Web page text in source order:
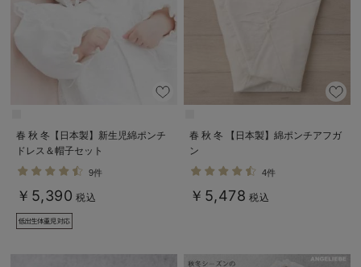
春 秋 冬【日本製】新生児綿ポンチ
ドレス＆帽子セット
9件
￥5,390 税込
春 秋 冬 【日本製】綿ポンチアフガ
ン
4件
￥5,478 税込